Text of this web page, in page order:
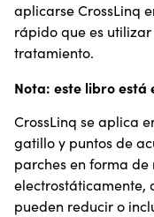
aplicarse CrossLinq
rápido que es
tratamiento.
Nota: este libro está
CrossLinq se aplica
gatillo y puntos de
parches en forma
electrostáticamente,
pueden reducir o